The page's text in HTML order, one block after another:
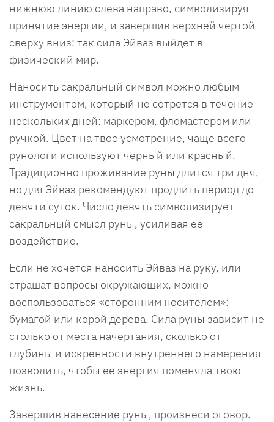
нижнюю линию слева направо, символизируя
принятие энергии, и завершив верхней чертой
сверху вниз: так сила Эйваз выйдет в
физический мир.
Наносить сакральный символ можно любым
инструментом, который не сотрется в течение
нескольких дней: маркером, фломастером или
ручкой. Цвет на твое усмотрение, чаще всего
рунологи используют черный или красный.
Традиционно проживание руны длится три дня,
но для Эйваз рекомендуют продлить период до
девяти суток. Число девять символизирует
сакральный смысл руны, усиливая ее
воздействие.
Если не хочется наносить Эйваз на руку, или
страшат вопросы окружающих, можно
воспользоваться «сторонним носителем»:
бумагой или корой дерева. Сила руны зависит не
столько от места начертания, сколько от
глубины и искренности внутреннего намерения
позволить, чтобы ее энергия поменяла твою
жизнь.
Завершив нанесение руны, произнеси оговор.